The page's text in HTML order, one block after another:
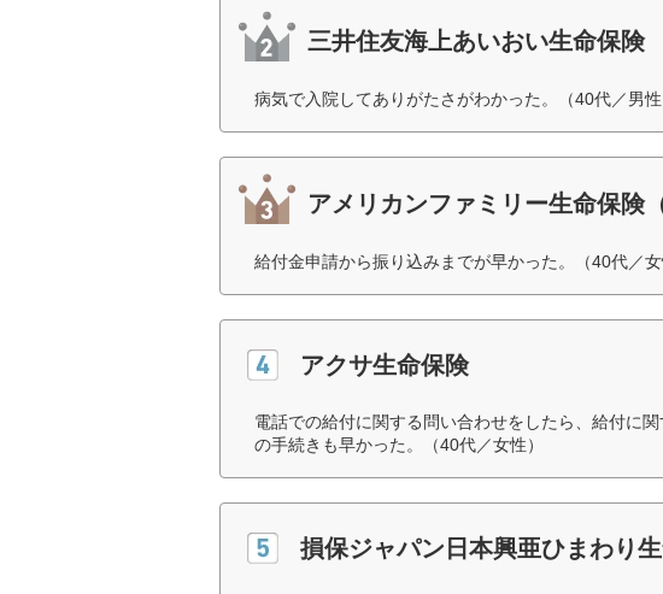
三井住友海上あいおい生命保険
病気で入院してありがたさがわかった。（40代／男性
アメリカンファミリー生命保険
給付金申請から振り込みまでが早かった。（40代／女
アクサ生命保険
電話での給付に関する問い合わせをしたら、給付に
の手続きも早かった。（40代／女性）
損保ジャパン日本興亜ひまわり